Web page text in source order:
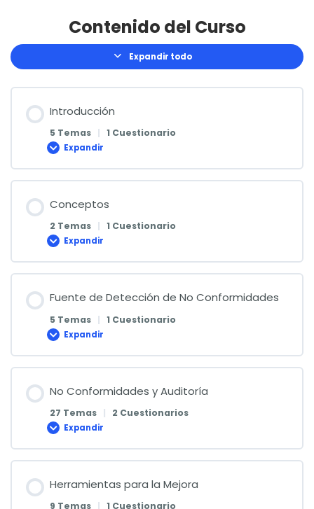
Contenido del Curso
Expandir todo
Lecciones
Introducción
5 Temas | 1 Cuestionario
Expandir
Introducción
Conceptos
2 Temas | 1 Cuestionario
Expandir
Conceptos
Fuente de Detección de No Conformidades
5 Temas | 1 Cuestionario
Expandir
Fuente
Detección
de
Conformidades
No Conformidades y Auditoría
27 Temas | 2 Cuestionarios
Expandir
No
y
Auditoría
Herramientas para la Mejora
9 Temas | 1 Cuestionario